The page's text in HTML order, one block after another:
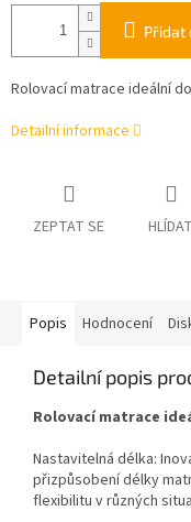
Přidat
Rolovací matrace ideální
Detailní informace
ZEPTAT SE HLÍDAT
Popis Hodnocení
Detailní popis
Rolovací matrace
Nastavitelná délka:
přizpůsobení délky
flexibilitu v různých